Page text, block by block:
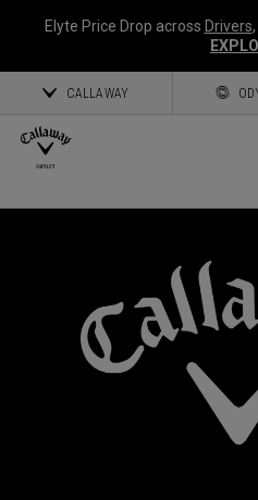
Elyte Price Drop across Drivers,
CALLAWAY